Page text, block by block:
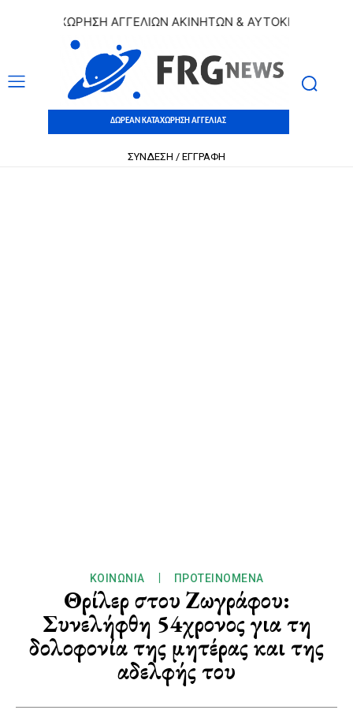
ΚΑΤΑΧΩΡΗΣΗ ΑΓΓΕΛΙΩΝ ΑΚΙΝΗΤΩΝ & ΑΥΤΟΚΙΝΗΤΩΝ |
ΔΩΡΕΑΝ ΚΑΤΑΧΩΡΗΣΗ ΑΓΓΕΛΙΑΣ
ΣΥΝΔΕΣΗ / ΕΓΓΡΑΦΗ
ΚΟΙΝΩΝΊΑ ΠΡΟΤΕΙΝΌΜΕΝΑ
Θρίλερ στου Ζωγράφου:
Συνελήφθη 54χρονος για τη
δολοφονία της μητέρας και της
αδελφής του